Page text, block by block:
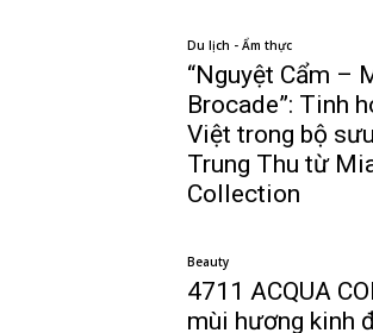
Du lịch - Ẩm thực
“Nguyệt Cẩm –
Brocade”: Tinh
Việt trong bộ
Trung Thu từ
Collection
Beauty
4711 ACQUA
mùi hương kinh